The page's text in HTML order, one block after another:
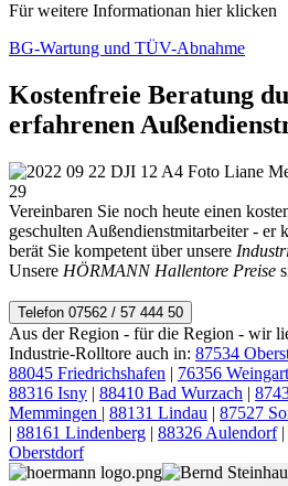
Für weitere Informationan hier klicken
BG-Wartung und TÜV-Abnahme
Kostenfreie Beratung
erfahrenen
Vereinbaren Sie noch heute einen
geschulten Außendienstmitarbeiter - er
berät Sie kompetent über unsere
Unsere HÖRMANN Hallentore Preise
Telefon 07562 / 57 444 50
Aus der Region - für die Region - wir
Industrie-Rolltore auch in: 87534
88045 Friedrichshafen | 76356
88316 Isny | 88410 Bad Wurzach |
Memmingen | 88131 Lindau | 87527
| 88161 Lindenberg | 88326 Aulendorf|
Oberstdorf